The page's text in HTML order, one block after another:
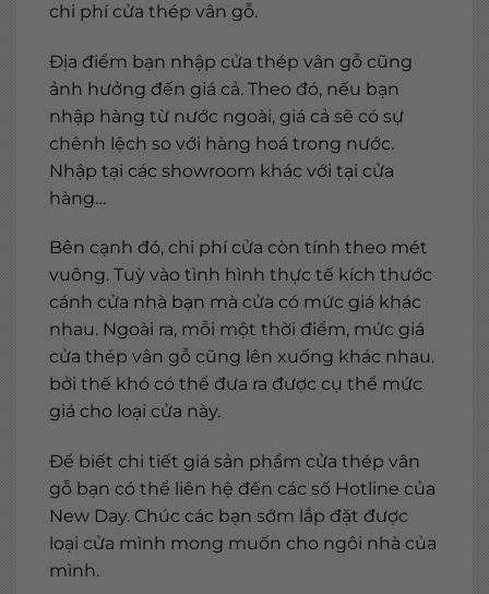
chi phí cửa thép vân gỗ.
Địa điểm bạn nhập cửa thép vân gỗ cũng
ảnh hưởng đến giá cả. Theo đó, nếu bạn
nhập hàng từ nước ngoài, giá cả sẽ có sự
chênh lệch so với hàng hoá trong nước.
Nhập tại các showroom khác với tại cửa
hàng…
Bên cạnh đó, chi phí cửa còn tính theo mét
vuông. Tuỳ vào tình hình thực tế kích thước
cánh cửa nhà bạn mà cửa có mức giá khác
nhau. Ngoài ra, mỗi một thời điểm, mức giá
cửa thép vân gỗ cũng lên xuống khác nhau.
bởi thế khó có thể đưa ra được cụ thể mức
giá cho loại cửa này.
Để biết chi tiết giá sản phẩm cửa thép vân
gỗ bạn có thể liên hệ đến các số Hotline của
New Day. Chúc các bạn sớm lắp đặt được
loại cửa mình mong muốn cho ngôi nhà của
mình.